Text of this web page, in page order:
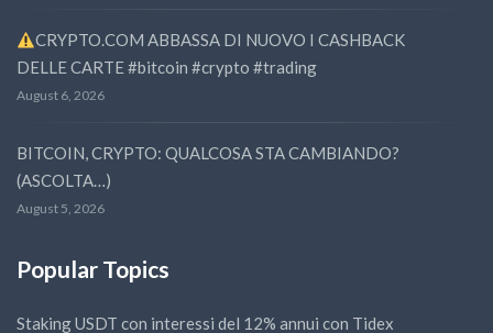
CRYPTO.COM ABBASSA DI NUOVO I CASHBACK
DELLE CARTE #bitcoin #crypto #trading
August 6, 2026
BITCOIN, CRYPTO: QUALCOSA STA CAMBIANDO?
(ASCOLTA…)
August 5, 2026
Popular Topics
Staking USDT con interessi del 12% annui con Tidex